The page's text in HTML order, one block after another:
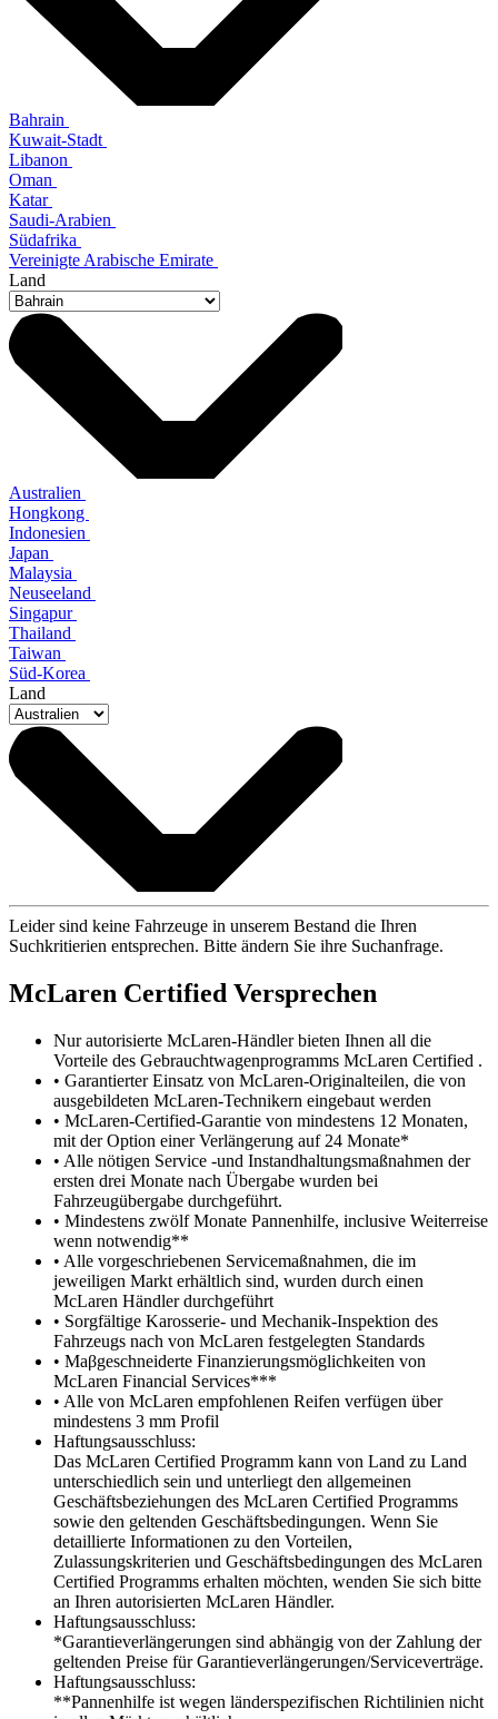
Bahrain
Kuwait-Stadt
Libanon
Oman
Katar
Saudi-Arabien
Südafrika
Vereinigte Arabische Emirate
Land
Australien
Hongkong
Indonesien
Japan
Malaysia
Neuseeland
Singapur
Thailand
Taiwan
Süd-Korea
Land
Leider sind keine Fahrzeuge in unserem Bestand die Ihren
Suchkritierien entsprechen. Bitte ändern Sie ihre Suchanfrage.
McLaren Certified Versprechen
Nur autorisierte McLaren-Händler bieten Ihnen all die
Vorteile des Gebrauchtwagenprogramms McLaren Certified .
• Garantierter Einsatz von McLaren-Originalteilen, die von
ausgebildeten McLaren-Technikern eingebaut werden
• McLaren-Certified-Garantie von mindestens 12 Monaten,
mit der Option einer Verlängerung auf 24 Monate*
• Alle nötigen Service -und Instandhaltungsmaßnahmen der
ersten drei Monate nach Übergabe wurden bei
Fahrzeugübergabe durchgeführt.
• Mindestens zwölf Monate Pannenhilfe, inclusive Weiterreise
wenn notwendig**
• Alle vorgeschriebenen Servicemaßnahmen, die im
jeweiligen Markt erhältlich sind, wurden durch einen
McLaren Händler durchgeführt
• Sorgfältige Karosserie- und Mechanik-Inspektion des
Fahrzeugs nach von McLaren festgelegten Standards
• Maβgeschneiderte Finanzierungsmöglichkeiten von
McLaren Financial Services***
• Alle von McLaren empfohlenen Reifen verfügen über
mindestens 3 mm Profil
Haftungsausschluss:
Das McLaren Certified Programm kann von Land zu Land
unterschiedlich sein und unterliegt den allgemeinen
Geschäftsbeziehungen des McLaren Certified Programms
sowie den geltenden Geschäftsbedingungen. Wenn Sie
detaillierte Informationen zu den Vorteilen,
Zulassungskriterien und Geschäftsbedingungen des McLaren
Certified Programms erhalten möchten, wenden Sie sich bitte
an Ihren autorisierten McLaren Händler.
Haftungsausschluss:
*Garantieverlängerungen sind abhängig von der Zahlung der
geltenden Preise für Garantieverlängerungen/Serviceverträge.
Haftungsausschluss:
**Pannenhilfe ist wegen länderspezifischen Richtilinien nicht